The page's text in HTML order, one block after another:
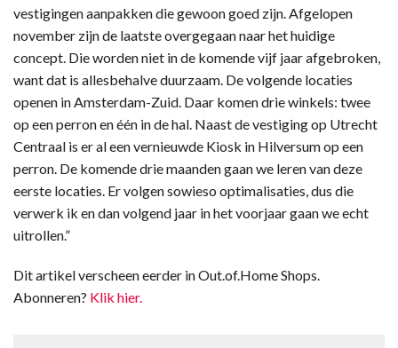
vestigingen aanpakken die gewoon goed zijn. Afgelopen
november zijn de laatste overgegaan naar het huidige
concept. Die worden niet in de komende vijf jaar afgebroken,
want dat is allesbehalve duurzaam. De volgende locaties
openen in Amsterdam-Zuid. Daar komen drie winkels: twee
op een perron en één in de hal. Naast de vestiging op Utrecht
Centraal is er al een vernieuwde Kiosk in Hilversum op een
perron. De komende drie maanden gaan we leren van deze
eerste locaties. Er volgen sowieso optimalisaties, dus die
verwerk ik en dan volgend jaar in het voorjaar gaan we echt
uitrollen.”
Dit artikel verscheen eerder in Out.of.Home Shops.
Abonneren? Klik hier.